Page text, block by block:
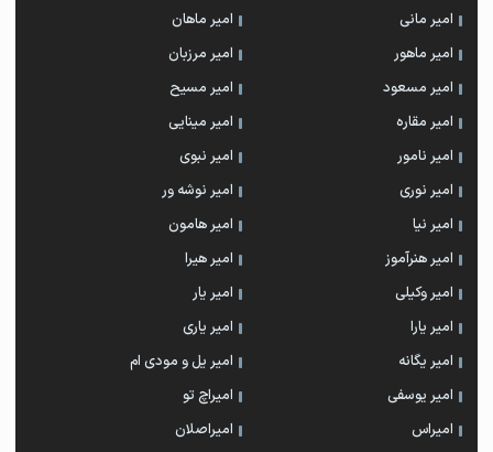
امیر مانی
امیر ماهان
امیر ماهور
امیر مرزبان
امیر مسعود
امیر مسیح
امیر مقاره
امیر مینایی
امیر نامور
امیر نبوی
امیر نوری
امیر نوشه ور
امیر نیا
امیر هامون
امیر هنرآموز
امیر هیرا
امیر وکیلی
امیر یار
امیر یارا
امیر یاری
امیر یگانه
امیر یل و مودی ام
امیر یوسفی
امیراچ تو
امیراس
امیراصلان